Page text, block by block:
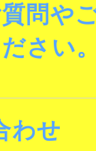
問や
さい
わせ